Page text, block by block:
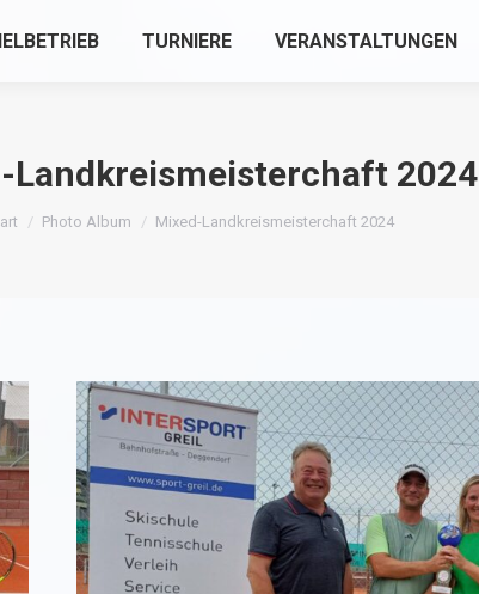
TURNIERE VERANSTALTUNGEN
Landkreismeisterchaft 2024
befinden sich hier:
Photo Album Mixed-Landkreismeisterchaft 2024